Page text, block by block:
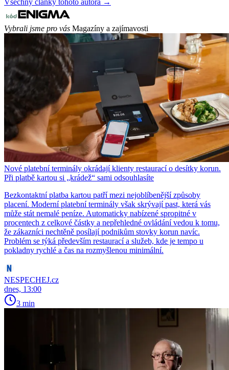
Vybrali jsme pro vás Magazíny a zajímavosti
Nové platební terminály okrádají klienty restaurací o desítky korun.
Při platbě kartou si „krádež“ sami odsouhlasíte
Bezkontaktní platba kartou patří mezi nejoblíbenější způsoby
placení. Moderní platební terminály však skrývají past, která vás
může stát nemalé peníze. Automaticky nabízené spropitné v
procentech z celkové částky a nepřehledné ovládání vedou k tomu,
že zákazníci nechtěně posílají podnikům stovky korun navíc.
Problém se týká především restaurací a služeb, kde je tempo u
pokladny rychlé a čas na rozmyšlenou minimální.
NESPECHEJ.cz
dnes, 13:00
3 min